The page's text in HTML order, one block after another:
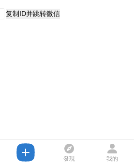
复制ID并跳转微信
發現 我的